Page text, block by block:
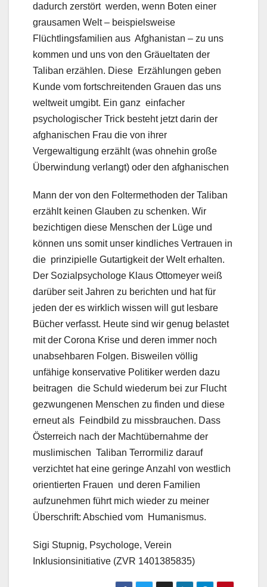
dadurch zerstört werden, wenn Boten einer
grausamen Welt – beispielsweise
Flüchtlingsfamilien aus Afghanistan – zu uns
kommen und uns von den Gräueltaten der
Taliban erzählen. Diese Erzählungen geben
Kunde vom fortschreitenden Grauen das uns
weltweit umgibt. Ein ganz einfacher
psychologischer Trick besteht jetzt darin der
afghanischen Frau die von ihrer
Vergewaltigung erzählt (was ohnehin große
Überwindung verlangt) oder den afghanischen
Mann der von den Foltermethoden der Taliban
erzählt keinen Glauben zu schenken. Wir
bezichtigen diese Menschen der Lüge und
können uns somit unser kindliches Vertrauen in
die prinzipielle Gutartigkeit der Welt erhalten.
Der Sozialpsychologe Klaus Ottomeyer weiß
darüber seit Jahren zu berichten und hat für
jeden der es wirklich wissen will gut lesbare
Bücher verfasst. Heute sind wir genug belastet
mit der Corona Krise und deren immer noch
unabsehbaren Folgen. Bisweilen völlig
unfähige konservative Politiker werden dazu
beitragen die Schuld wiederum bei zur Flucht
gezwungenen Menschen zu finden und diese
erneut als Feindbild zu missbrauchen. Dass
Österreich nach der Machtübernahme der
muslimischen Taliban Terrormiliz darauf
verzichtet hat eine geringe Anzahl von westlich
orientierten Frauen und deren Familien
aufzunehmen führt mich wieder zu meiner
Überschrift: Abschied vom Humanismus.
Sigi Stupnig, Psychologe, Verein
Inklusionsinitiative (ZVR 1401385835)